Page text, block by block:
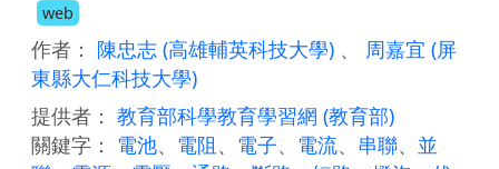
web
作者： 陳忠志 (高雄輔英科技大學) 、 周嘉宜 (屏
東縣大仁科技大學)
提供者： 教育部科學教育學習網 (教育部)
關鍵字： 電池、 電阻 、 電子、 電流、 串聯、 並